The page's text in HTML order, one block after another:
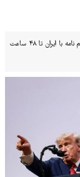
دونالد ترامپ رئیس جمهور آمریکا اعلام کرد که تفاهم نامه با ایران تا ۴۸ ساعت